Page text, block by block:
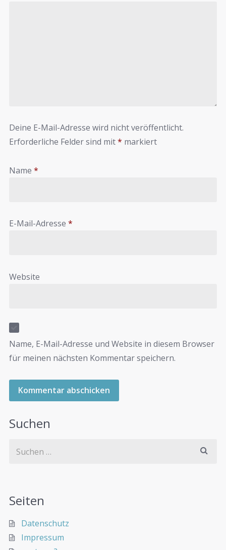
Deine E-Mail-Adresse wird nicht veröffentlicht.
Erforderliche Felder sind mit* markiert
Name *
E-Mail-Adresse *
Website
Name, E-Mail-Adresse und Website in diesem Browser
für meinen nächsten Kommentar speichern.
Suchen
Seiten
Datenschutz
Impressum